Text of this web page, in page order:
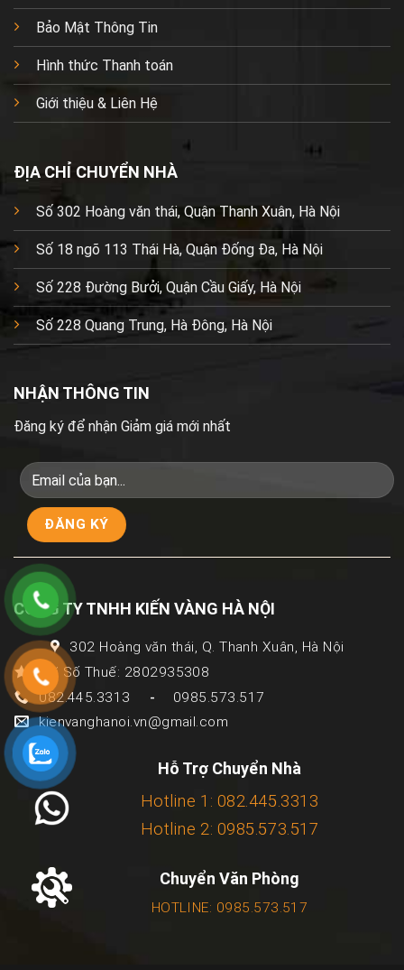
Bảo Mật Thông Tin
Hình thức Thanh toán
Giới thiệu & Liên Hệ
ĐỊA CHỈ CHUYỂN NHÀ
Số 302 Hoàng văn thái, Quận Thanh Xuân, Hà Nội
Số 18 ngõ 113 Thái Hà, Quận Đống Đa, Hà Nội
Số 228 Đường Bưởi, Quận Cầu Giấy, Hà Nội
Số 228 Quang Trung, Hà Đông, Hà Nội
NHẬN THÔNG TIN
Đăng ký để nhận Giảm giá mới nhất
CÔNG TY TNHH KIẾN VÀNG HÀ NỘI
302 Hoàng văn thái, Q. Thanh Xuân, Hà Nội
Mã Số Thuế: 2802935308
082.445.3313
-
0985.573.517
kienvanghanoi.vn@gmail.com
Hỗ Trợ Chuyển Nhà
Hotline 1: 082.445.3313
Hotline 2: 0985.573.517
Chuyển Văn Phòng
HOTLINE: 0985.573.517